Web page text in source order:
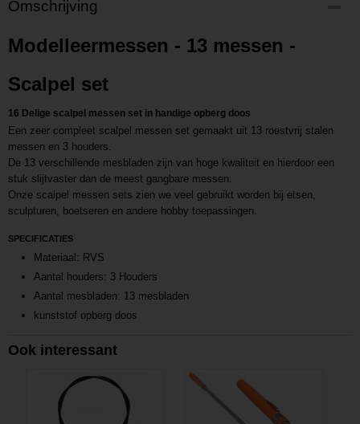
P202111011301
L202111011301
Omschrijving
Modelleermessen - 13 messen -
Scalpel set
16 Delige scalpel messen set in handige opberg doos
Een zeer compleet scalpel messen set gemaakt uit 13 roestvrij stalen
messen en 3 houders.
De 13 verschillende mesbladen zijn van hoge kwaliteit en hierdoor een
stuk slijtvaster dan de meest gangbare messen.
Onze scalpel messen sets zien we veel gebruikt worden bij etsen,
sculpturen, boetseren en andere hobby toepassingen.
SPECIFICATIES
Materiaal: RVS
Aantal houders: 3 Houders
Aantal mesbladen: 13 mesbladen
kunststof opberg doos
Ook interessant